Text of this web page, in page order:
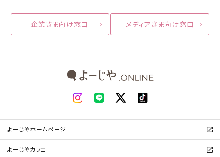
企業さま向け窓口 メディアさま向け窓口
よーじやホームページ
よーじやカフェ